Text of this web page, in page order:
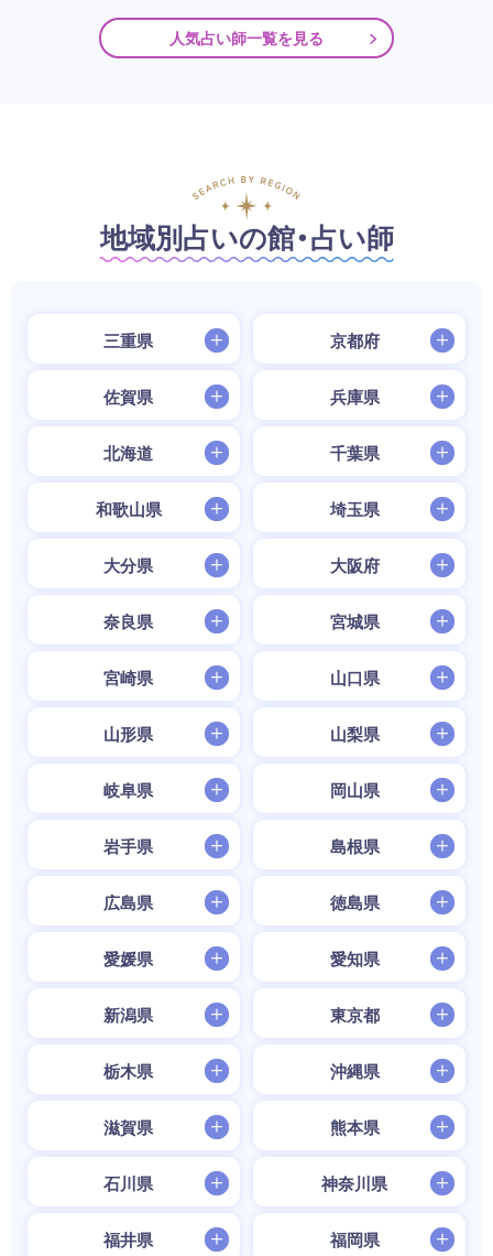
人気占い師一覧を見る
地域別占いの館・占い師
三重県 京都府
佐賀県 兵庫県
北海道 千葉県
和歌山県 埼玉県
大分県 大阪府
奈良県 宮城県
宮崎県 山口県
山形県 山梨県
岐阜県 岡山県
岩手県 島根県
広島県 徳島県
愛媛県 愛知県
新潟県 東京都
栃木県 沖縄県
滋賀県 熊本県
石川県 神奈川県
福井県 福岡県